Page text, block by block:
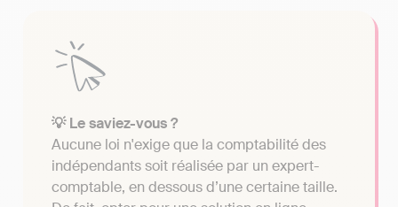
💡 Le saviez-vous ?
Aucune loi n'exige que la comptabilité des
indépendants soit réalisée par un expert-
comptable, en dessous d’une certaine taille.